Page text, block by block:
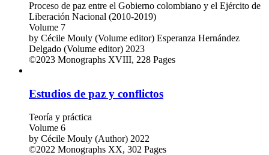
Proceso de paz entre el Gobierno colombiano y el Ejército de
Liberación Nacional (2010-2019)
Volume 7
by Cécile Mouly (Volume editor) Esperanza Hernández
Delgado (Volume editor) 2023
©2023 Monographs XVIII, 228 Pages
Estudios de paz y conflictos
Teoría y práctica
Volume 6
by Cécile Mouly (Author) 2022
©2022 Monographs XX, 302 Pages